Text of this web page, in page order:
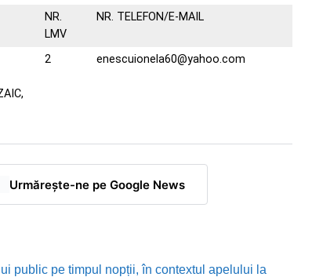
NR.
LMV
NR. TELEFON/E-MAIL
2 enescuionela60@yahoo.com
Urmărește-ne pe Google News
public pe timpul nopții, în contextul apelului la